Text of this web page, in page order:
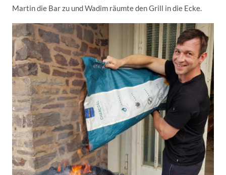
Martin die Bar zu und Wadim räumte den Grill in die Ecke.